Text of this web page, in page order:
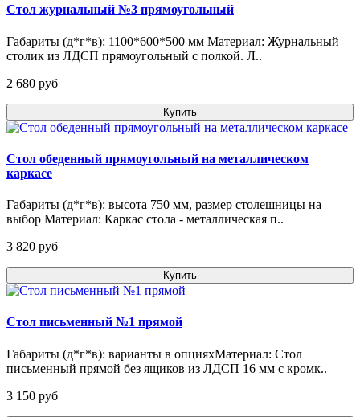
Стол журнальный №3 прямоугольный
Габариты (д*г*в): 1100*600*500 мм Материал: Журнальный
столик из ЛДСП прямоугольный с полкой. Л..
2 680 pуб
Купить
Стол обеденный прямоугольный на металлическом
каркасе
Габариты (д*г*в): высота 750 мм, размер столешницы на
выбор Материал: Каркас стола - металлическая п..
3 820 pуб
Купить
Стол письменный №1 прямой
Габариты (д*г*в): варианты в опцияхМатериал: Стол
письменный прямой без ящиков из ЛДСП 16 мм с кромк..
3 150 pуб